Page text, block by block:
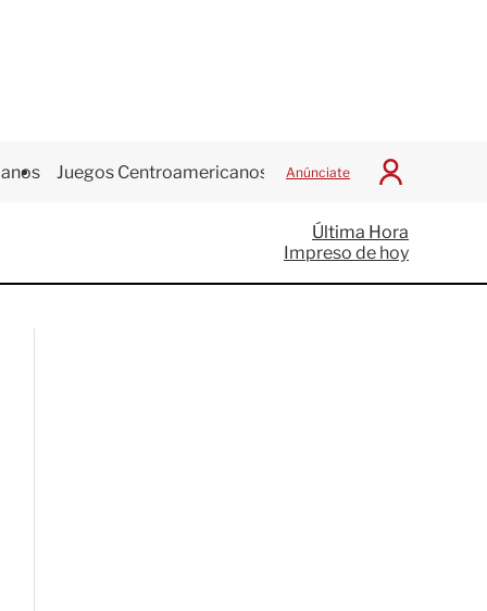
Juegos Centroamericanos Anúnciate
I
c
i
a
Última Hora
Impreso de hoy